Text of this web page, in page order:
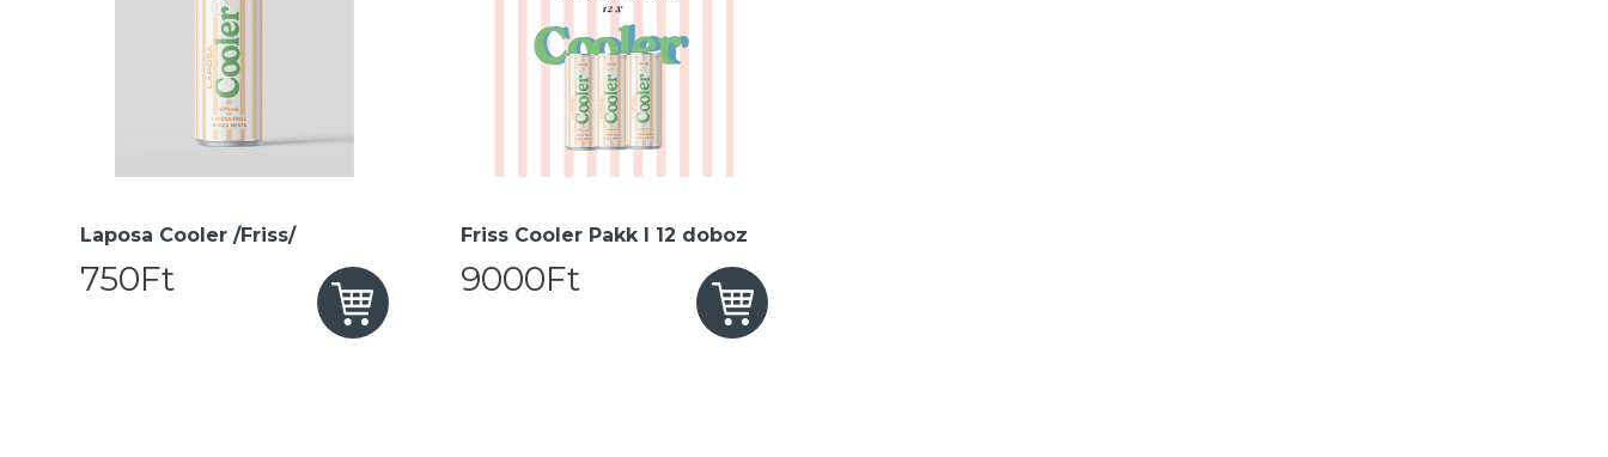
Laposa Cooler /Friss/
750Ft
Friss Cooler Pakk I 12 doboz
9000Ft